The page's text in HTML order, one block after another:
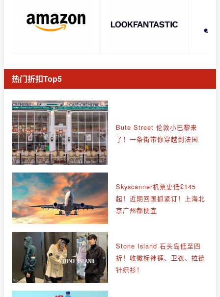
热门折扣Top5
Bute Street 伦敦小巴黎来
了！一条街带你穿越到法国
Skyscanner机票史低£145
起！近期回国抓紧订！上海北
京广州都便宜
Stone Island 石头岛低至四
折！收徽标神裤、卫衣、拉链
针织衫！